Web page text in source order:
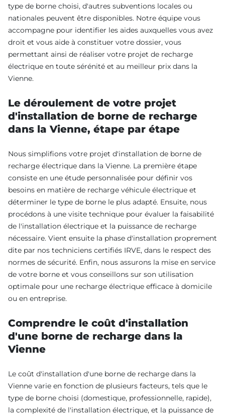
type de borne choisi, d'autres subventions locales ou
nationales peuvent être disponibles. Notre équipe vous
accompagne pour identifier les aides auxquelles vous avez
droit et vous aide à constituer votre dossier, vous
permettant ainsi de réaliser votre projet de recharge
électrique en toute sérénité et au meilleur prix dans la
Vienne.
Le déroulement de votre projet
d'installation de borne de recharge
dans la Vienne, étape par étape
Nous simplifions votre projet d'installation de borne de
recharge électrique dans la Vienne. La première étape
consiste en une étude personnalisée pour définir vos
besoins en matière de recharge véhicule électrique et
déterminer le type de borne le plus adapté. Ensuite, nous
procédons à une visite technique pour évaluer la faisabilité
de l'installation électrique et la puissance de recharge
nécessaire. Vient ensuite la phase d'installation proprement
dite par nos techniciens certifiés IRVE, dans le respect des
normes de sécurité. Enfin, nous assurons la mise en service
de votre borne et vous conseillons sur son utilisation
optimale pour une recharge électrique efficace à domicile
ou en entreprise.
Comprendre le coût d'installation
d'une borne de recharge dans la
Vienne
Le coût d'installation d'une borne de recharge dans la
Vienne varie en fonction de plusieurs facteurs, tels que le
type de borne choisi (domestique, professionnelle, rapide),
la complexité de l'installation électrique, et la puissance de